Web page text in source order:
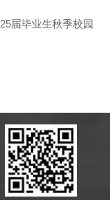
届毕业生秋季校园